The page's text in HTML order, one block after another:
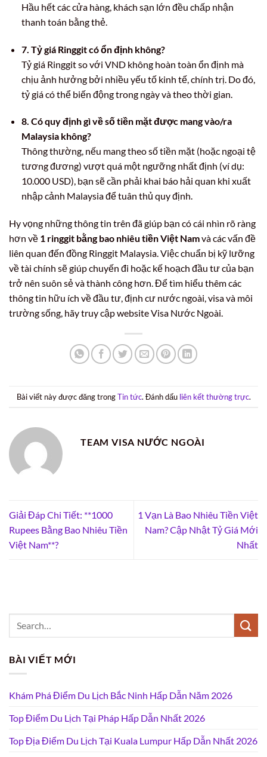
Hầu hết các cửa hàng, khách sạn lớn đều chấp nhận
thanh toán bằng thẻ.
7. Tỷ giá Ringgit có ổn định không?
Tỷ giá Ringgit so với VND không hoàn toàn ổn định mà
chịu ảnh hưởng bởi nhiều yếu tố kinh tế, chính trị. Do đó,
tỷ giá có thể biến động trong ngày và theo thời gian.
8. Có quy định gì về số tiền mặt được mang vào/ra
Malaysia không?
Thông thường, nếu mang theo số tiền mặt (hoặc ngoại tệ
tương đương) vượt quá một ngưỡng nhất định (ví dụ:
10.000 USD), bạn sẽ cần phải khai báo hải quan khi xuất
nhập cảnh Malaysia để tuân thủ quy định.
Hy vọng những thông tin trên đã giúp bạn có cái nhìn rõ ràng
hơn về 1 ringgit bằng bao nhiêu tiền Việt Namvà các vấn đề
liên quan đến đồng Ringgit Malaysia. Việc chuẩn bị kỹ lưỡng
về tài chính sẽ giúp chuyến đi hoặc kế hoạch đầu tư của bạn
trở nên suôn sẻ và thành công hơn. Để tìm hiểu thêm các
thông tin hữu ích về đầu tư, định cư nước ngoài, visa và môi
trường sống, hãy truy cập website Visa Nước Ngoài.
Bài viết này được đăng trongTin tức. Đánh dấu liên kết thường trực.
TEAM VISA NƯỚC NGOÀI
Giải Đáp Chi Tiết: **1000
Rupees Bằng Bao Nhiêu Tiền
Việt Nam**?
1 Vạn Là Bao Nhiêu Tiền Việt
Nam? Cập Nhật Tỷ Giá Mới
Nhất
BÀI VIẾT MỚI
Khám Phá Điểm Du Lịch Bắc Ninh Hấp Dẫn Năm 2026
Top Điểm Du Lịch Tại Pháp Hấp Dẫn Nhất 2026
Top Địa Điểm Du Lịch Tại Kuala Lumpur Hấp Dẫn Nhất 2026